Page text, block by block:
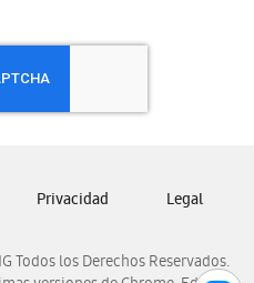
Honduras
Panamá
Todos los Derechos Reservados.
Privacidad Legal